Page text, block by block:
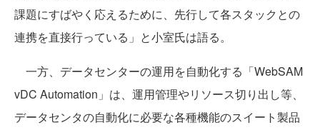
課題にすばやく応えるために、先行して各スタックとの
連携を直接行っている」と小室氏は語る。
一方、データセンターの運用を自動化する「WebSAM
vDC Automation」は、運用管理やリソース切り出し等、
データセンタの自動化に必要な各種機能のスイート製品